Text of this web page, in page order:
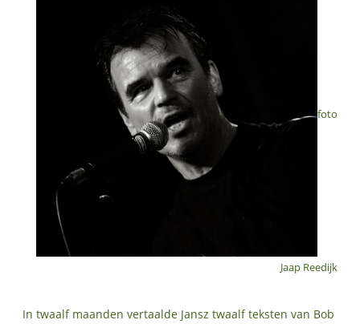
foto
Jaap Reedijk
In twaalf maanden vertaalde Jansz twaalf teksten van Bob